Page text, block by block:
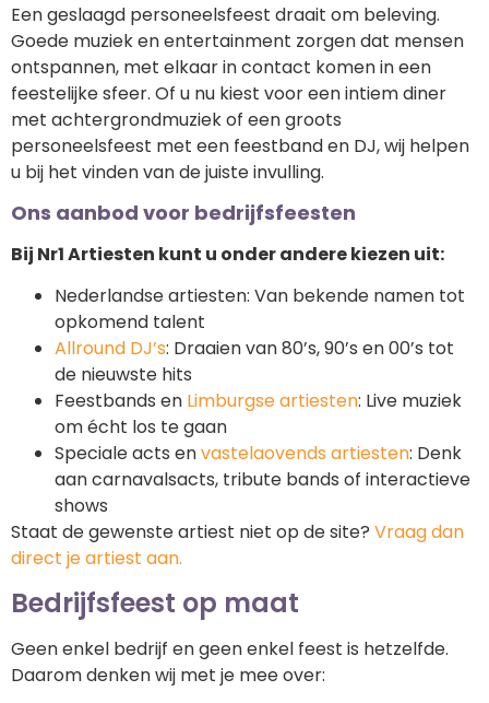
Een geslaagd personeelsfeest draait om beleving.
Goede muziek en entertainment zorgen dat mensen
ontspannen, met elkaar in contact komen in een
feestelijke sfeer. Of u nu kiest voor een intiem diner
met achtergrondmuziek of een groots
personeelsfeest met een feestband en DJ, wij helpen
u bij het vinden van de juiste invulling.
Ons aanbod voor bedrijfsfeesten
Bij Nr1 Artiesten kunt u onder andere kiezen uit:
Nederlandse artiesten: Van bekende namen tot
opkomend talent
Allround DJ’s: Draaien van 80’s, 90’s en 00’s tot
de nieuwste hits
Feestbands en Limburgse artiesten: Live muziek
om écht los te gaan
Speciale acts envastelaovends artiesten: Denk
aan carnavalsacts, tribute bands of interactieve
shows
Staat de gewenste artiest niet op de site? Vraag dan
direct je artiest aan.
Bedrijfsfeest op maat
Geen enkel bedrijf en geen enkel feest is hetzelfde.
Daarom denken wij met je mee over: